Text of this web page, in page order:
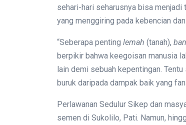
sehari-hari seharusnya bisa menjadi
yang menggiring pada kebencian
“Seberapa penting lemah (tanah),
berpikir bahwa keegoisan manusia
lain demi sebuah kepentingan.
buruk daripada dampak baik yang
Perlawanan Sedulur Sikep dan
semen di Sukolilo, Pati. Namun,